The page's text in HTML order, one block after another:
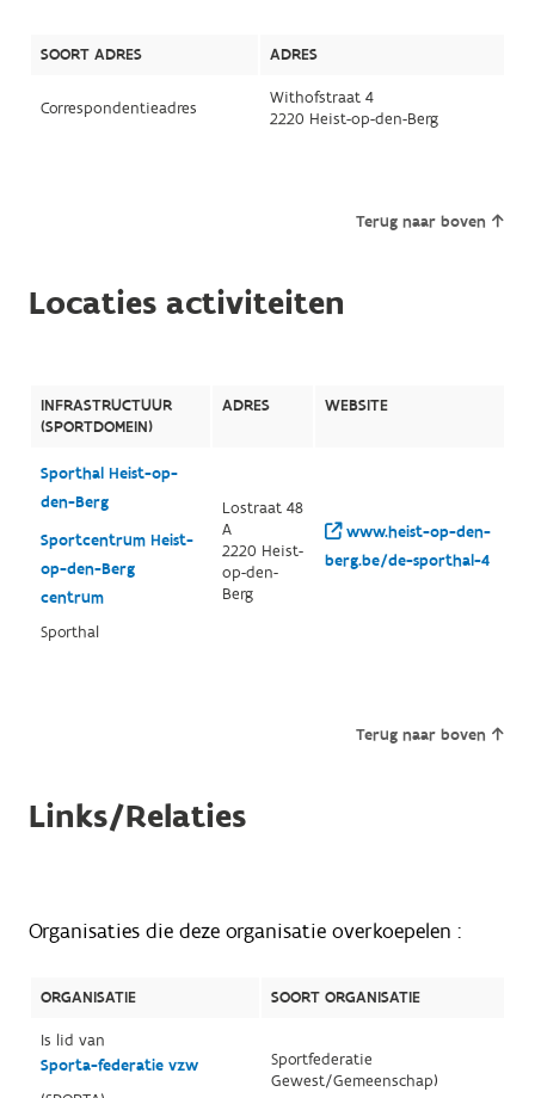
SOORT ADRES ADRES
Correspondentieadres
Withofstraat 4
2220 Heist-op-den-Berg
Terug naar boven
Locaties activiteiten
INFRASTRUCTUUR
(SPORTDOMEIN)
ADRES WEBSITE
Sporthal Heist-op-
den-Berg
Sportcentrum Heist-
op-den-Berg
centrum
Sporthal
Lostraat 48
A
2220 Heist-
op-den-
Berg
www.heist-op-den-
berg.be/de-sporthal-4
Terug naar boven
Links/Relaties
Organisaties die deze organisatie overkoepelen :
ORGANISATIE
SOORT ORGANISATIE
Is lid van
Sporta-federatie vzw
Sportfederatie
Gewest/Gemeenschap)